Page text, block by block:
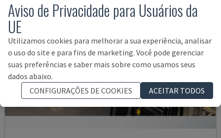
Aviso de Privacidade para Usuários da
UE
Utilizamos cookies para melhorar a sua experiência, analisar
o uso do site e para fins de marketing. Você pode gerenciar
suas preferências e saber mais sobre como usamos seus
dados abaixo.
CONFIGURAÇÕES DE COOKIES
ACEITAR TODOS